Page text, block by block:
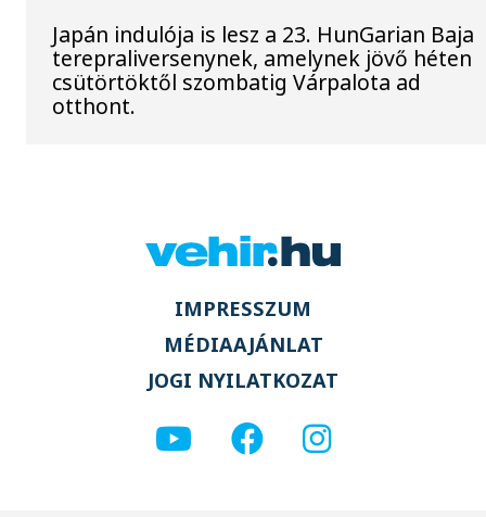
Japán indulója is lesz a 23. HunGarian Baja
terepraliversenynek, amelynek jövő héten
csütörtöktől szombatig Várpalota ad
otthont.
IMPRESSZUM
MÉDIAAJÁNLAT
JOGI NYILATKOZAT